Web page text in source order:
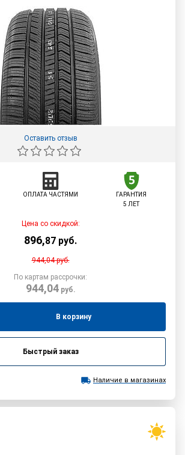
Оставить отзыв
ОПЛАТА ЧАСТЯМИ
ГАРАНТИЯ
5 ЛЕТ
Цена со скидкой:
896,87 руб.
944,04руб.
По картам рассрочки:
944,04руб.
В корзину
Быстрый заказ
Наличие в магазинах